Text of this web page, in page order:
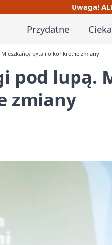
Uwaga!
Przydatne
pytali o konkretne zmiany
pod lupą.
zmiany